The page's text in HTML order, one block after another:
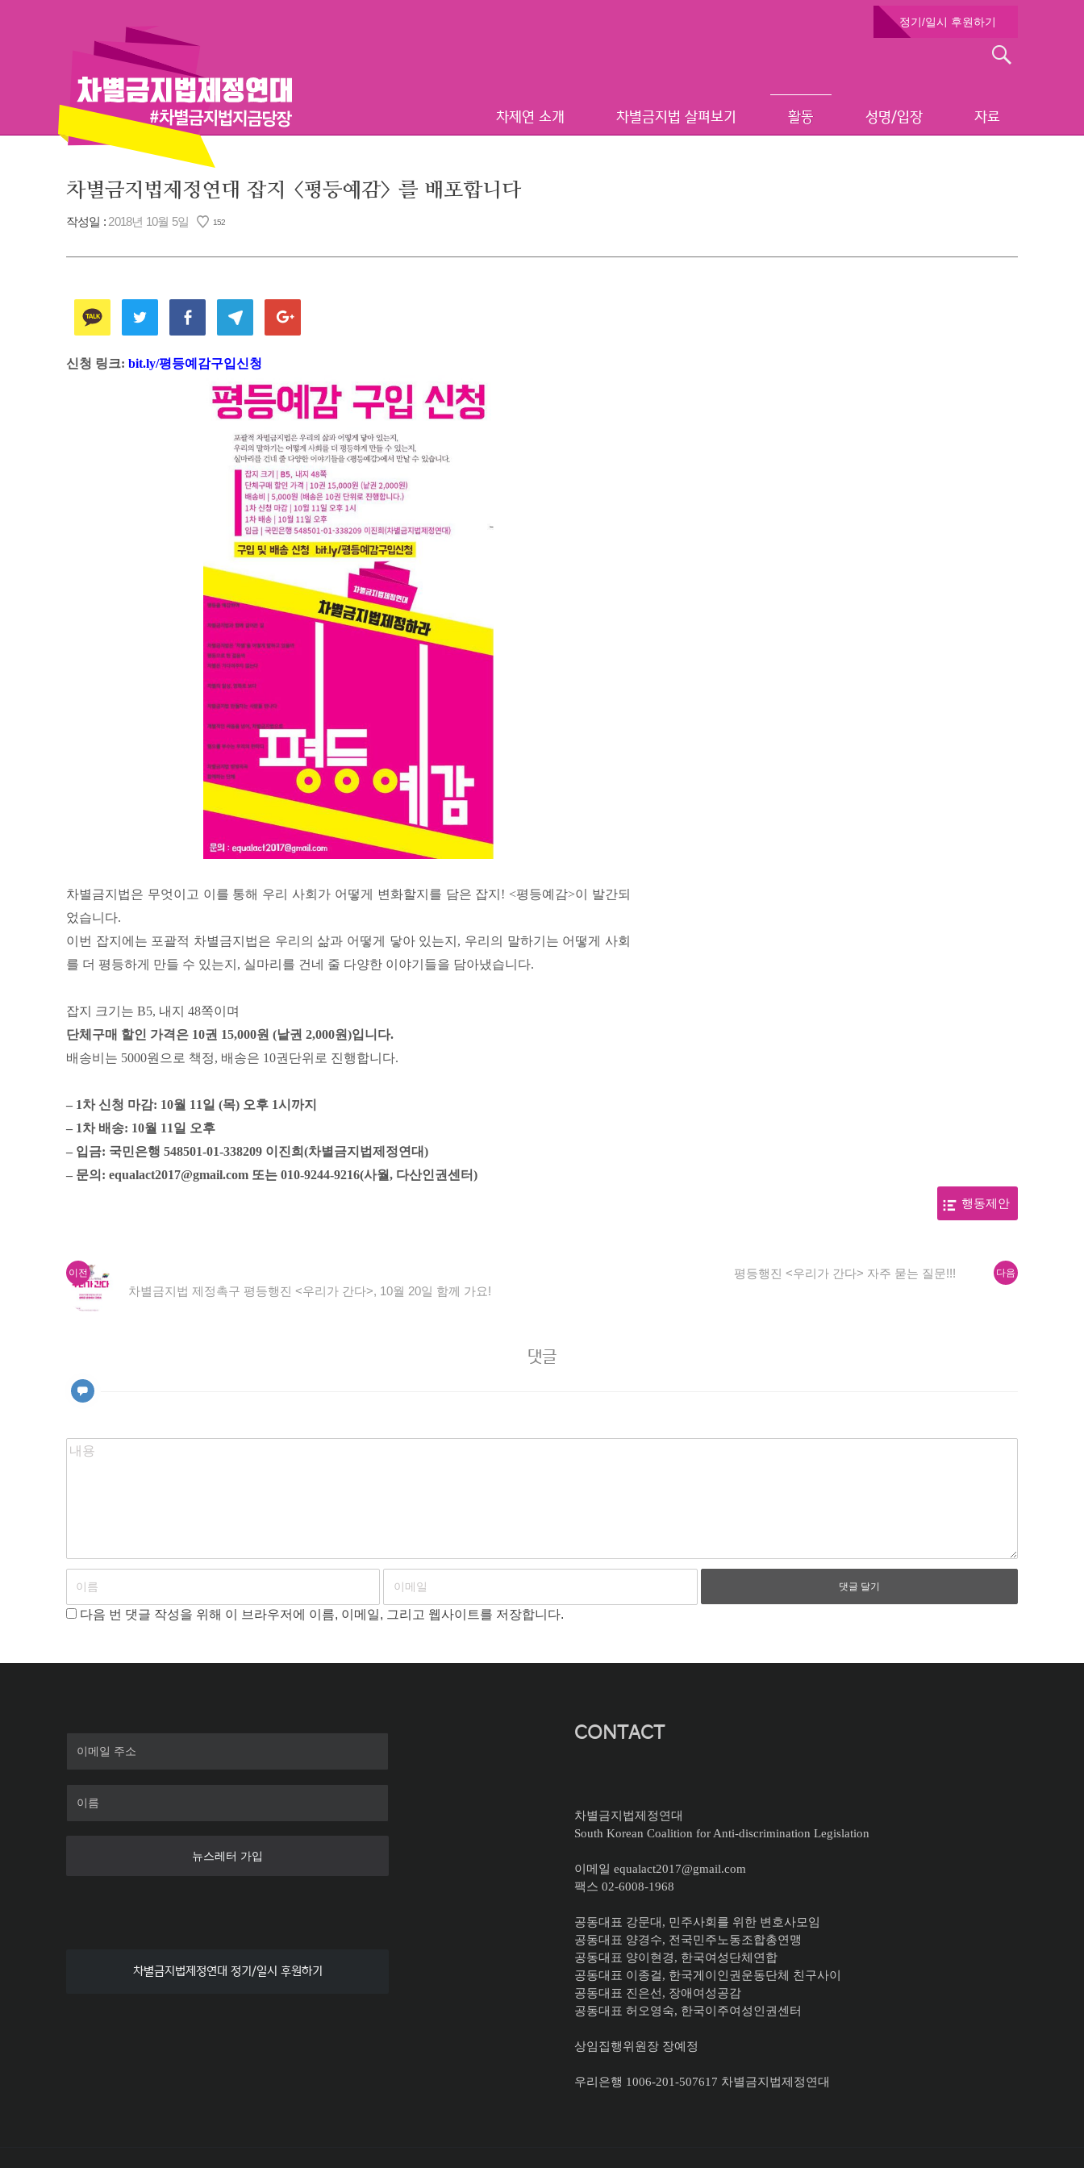
정기/일시 후원하기
차제연 소개 차별금지법 살펴보기 활동 성명/입장 자료
차별금지법제정연대 잡지 <평등예감> 를 배포합니다
작성일 : 2018년 10월 5일 152
신청 링크: bit.ly/평등예감구입신청
차별금지법은 무엇이고 이를 통해 우리 사회가 어떻게 변화할지를 담은 잡지! <평등예감>이 발간되
었습니다.
이번 잡지에는 포괄적 차별금지법은 우리의 삶과 어떻게 닿아 있는지, 우리의 말하기는 어떻게 사회
를 더 평등하게 만들 수 있는지, 실마리를 건네 줄 다양한 이야기들을 담아냈습니다.
잡지 크기는 B5, 내지 48쪽이며
단체구매 할인 가격은 10권 15,000원 (낱권 2,000원)입니다.
배송비는 5000원으로 책정, 배송은 10권단위로 진행합니다.
– 1차 신청 마감: 10월 11일 (목) 오후 1시까지
– 1차 배송: 10월 11일 오후
– 입금: 국민은행 548501-01-338209 이진희(차별금지법제정연대)
– 문의: equalact2017@gmail.com 또는 010-9244-9216(사월, 다산인권센터)
행동제안
글
내
이
이전
이
전
글:
차별금지법 제정촉구 평등행진 <우리가 간다>, 10월 20일 함께 가요!
다음 다
평등행진 <우리가 간다> 자주 묻는 질문!!!
댓글
다음 번 댓글 작성을 위해 이 브라우저에 이름, 이메일, 그리고 웹사이트를 저장합니다.
뉴스레터 가입
차별금지법제정연대 정기/일시 후원하기
CONTACT
차별금지법제정연대
South Korean Coalition for Anti-discrimination Legislation
이메일 equalact2017@gmail.com
팩스 02-6008-1968
공동대표 강문대, 민주사회를 위한 변호사모임
공동대표 양경수, 전국민주노동조합총연맹
공동대표 양이현경, 한국여성단체연합
공동대표 이종걸, 한국게이인권운동단체 친구사이
공동대표 진은선, 장애여성공감
공동대표 허오영숙, 한국이주여성인권센터
상임집행위원장 장예정
우리은행 1006-201-507617 차별금지법제정연대